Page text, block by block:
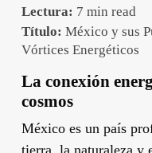
Lectura: 7 min read
Título: México y sus
Vórtices Energéticos
La conexión
cosmos
México es un país
tierra, la naturaleza y